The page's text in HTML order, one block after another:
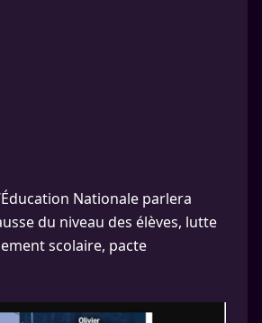
Nationale parlera
du niveau des élèves, lutte
scolaire, pacte